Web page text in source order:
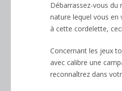
Débarrassez-vous du
nature lequel vous
à cette cordelette,
Concernant les jeux
avec calibre une
reconnaîtrez dans